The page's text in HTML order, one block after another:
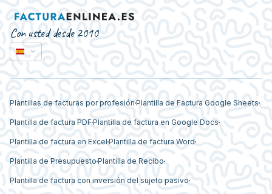
Con usted desde 2010
Plantillas de facturas por profesión Plantilla de Factura Google Sheets
Plantilla de factura PDF Plantilla de factura en Google Docs
Plantilla de factura en Excel Plantilla de factura Word
Plantilla de Presupuesto Plantilla de Recibo
Plantilla de factura con inversión del sujeto pasivo